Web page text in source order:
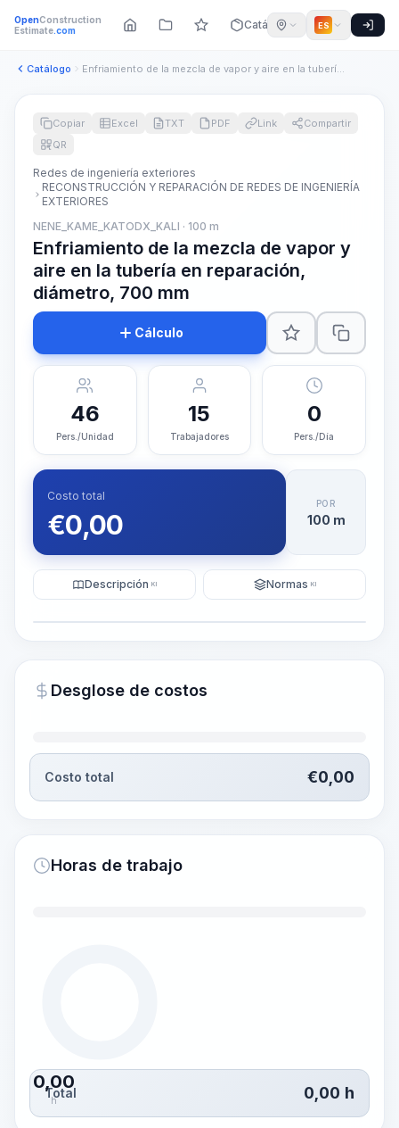
OpenConstruction
Estimate.com Catálogo ES
Catálogo Enfriamiento de la mezcla de vapor y aire en la tubería en r...
~15-30 Sek.
Copiar Excel TXT PDF Link
Compartir
QR
Redes de ingeniería exteriores
RECONSTRUCCIÓN Y REPARACIÓN DE REDES DE INGENIERÍA
EXTERIORES
NENE_KAME_KATODX_KALI · 100 m
Enfriamiento de la mezcla de vapor y
aire en la tubería en reparación,
diámetro, 700 mm
Cálculo
46
Pers./Unidad
15
Trabajadores
0
Pers./Día
Costo total
€0,00
POR
100 m
Descripción KI Normas KI
Desglose de costos
Costo total €0,00
Horas de trabajo
0,00
h
Total 0,00 h